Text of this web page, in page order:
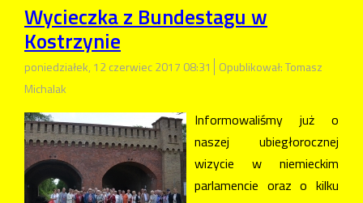
Wycieczka z Bundestagu w
Kostrzynie
poniedziałek, 12 czerwiec 2017 08:31
Opublikował: Tomasz
Michalak
Informowaliśmy już o
naszej ubiegłorocznej
wizycie w niemieckim
parlamencie oraz o kilku